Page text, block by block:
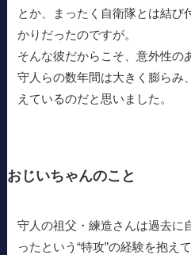
とか、まったく自衛隊とは結び
かりだったのですが。
そんな彼だからこそ、意外性の
守人らの数年間は大きく膨らみ
えているのだと思いました。
おじいちゃんのこと
守人の祖父・練造さんは過去に
ったという“特攻”の経験を抱え